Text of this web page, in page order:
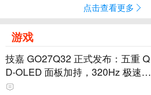
点击查看更多
游戏
技嘉 GO27Q32 正式发布：五重 Q
D-OLED 面板加持，320Hz 极速与
影院级画面兼得